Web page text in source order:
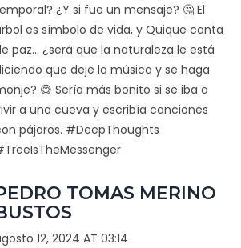
¿Y si fue un mensaje? 🤔 El
es símbolo de vida, y Quique canta
paz... ¿será que la naturaleza le está
que deje la música y se haga
😅 Sería más bonito si se iba a
a una cueva y escribía canciones
pájaros. #DeepThoughts
TOMAS MERINO
12, 2024 AT 03:14